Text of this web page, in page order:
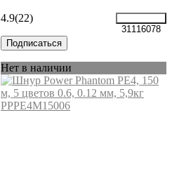
4.9(22)
31116078
Подписаться
Нет в наличии